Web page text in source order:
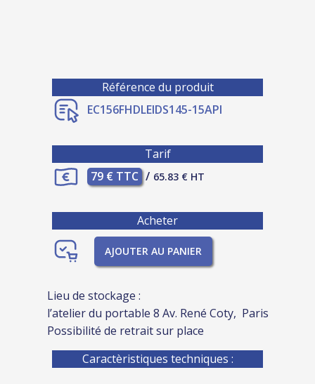
Référence du produit
EC156FHDLEIDS145-15API
Tarif
79 € TTC / 65.83 € HT
Acheter
AJOUTER AU PANIER
Lieu de stockage :
l’atelier du portable 8 Av. René Coty, Paris
Possibilité de retrait sur place
Caractèristiques techniques :